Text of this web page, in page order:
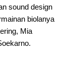
sound design
biolanya
Mia